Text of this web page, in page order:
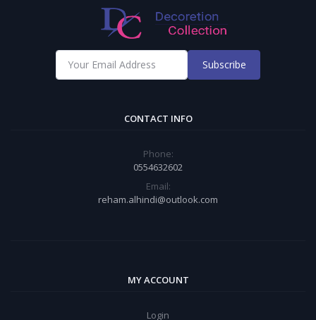
Subscribe
CONTACT INFO
Phone:
0554632602
Email:
reham.alhindi@outlook.com
MY ACCOUNT
Login